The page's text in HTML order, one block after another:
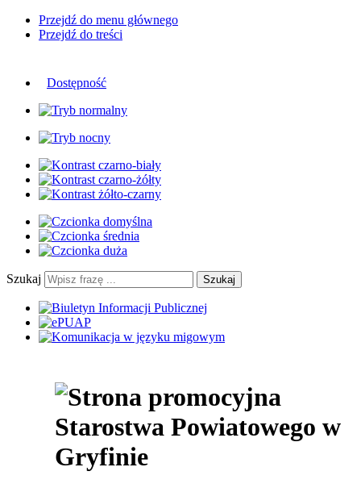
Przejdź do menu głównego
Przejdź do treści
Dostępność
Szukaj Szukaj